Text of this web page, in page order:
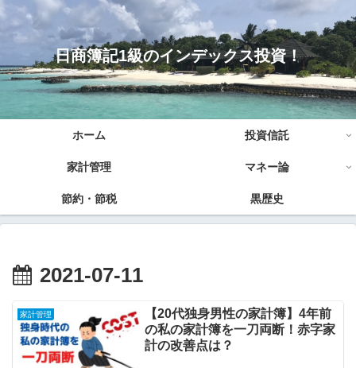
日商簿記1級のインデックス投資！
ホーム 投資信託
家計管理 マネー論
節約・節税 黒歴史
2021-07-11
家計管理
【20代独身男性の家計簿】4年前
の私の家計簿を一刀両断！赤字家
計の改善点は？